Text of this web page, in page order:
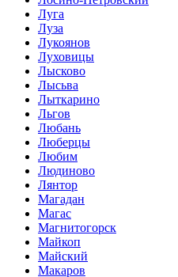
Луга
Луза
Лукоянов
Луховицы
Лысково
Лысьва
Лыткарино
Льгов
Любань
Люберцы
Любим
Людиново
Лянтор
Магадан
Магас
Магнитогорск
Майкоп
Майский
Макаров